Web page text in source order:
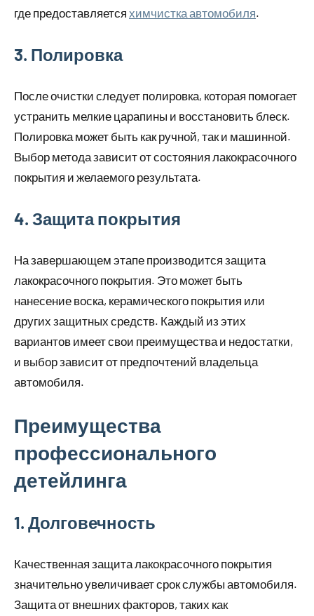
где предоставляется химчистка автомобиля.
3. Полировка
После очистки следует полировка, которая помогает
устранить мелкие царапины и восстановить блеск.
Полировка может быть как ручной, так и машинной.
Выбор метода зависит от состояния лакокрасочного
покрытия и желаемого результата.
4. Защита покрытия
На завершающем этапе производится защита
лакокрасочного покрытия. Это может быть
нанесение воска, керамического покрытия или
других защитных средств. Каждый из этих
вариантов имеет свои преимущества и недостатки,
и выбор зависит от предпочтений владельца
автомобиля.
Преимущества
профессионального
детейлинга
1. Долговечность
Качественная защита лакокрасочного покрытия
значительно увеличивает срок службы автомобиля.
Защита от внешних факторов, таких как